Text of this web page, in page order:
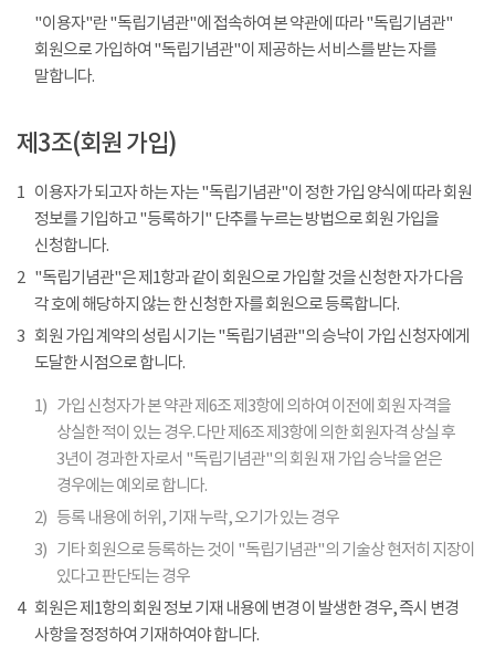
"이용자"란 "독립기념관"에 접속하여 본 약관에 따라 "독립기념관"
회원으로 가입하여 "독립기념관"이 제공하는 서비스를 받는 자를
말합니다.
제3조(회원 가입)
1 이용자가 되고자 하는 자는 "독립기념관"이 정한 가입 양식에 따라 회원
정보를 기입하고 "등록하기" 단추를 누르는 방법으로 회원 가입을
신청합니다.
2 "독립기념관"은 제1항과 같이 회원으로 가입할 것을 신청한 자가 다음
각 호에 해당하지 않는 한 신청한 자를 회원으로 등록합니다.
3 회원 가입 계약의 성립 시기는 "독립기념관"의 승낙이 가입 신청자에게
도달한 시점으로 합니다.
1) 가입 신청자가 본 약관 제6조 제3항에 의하여 이전에 회원 자격을
상실한 적이 있는 경우. 다만 제6조 제3항에 의한 회원자격 상실 후
3년이 경과한 자로서 "독립기념관"의 회원 재 가입 승낙을 얻은
경우에는 예외로 합니다.
2) 등록 내용에 허위, 기재 누락, 오기가 있는 경우
3) 기타 회원으로 등록하는 것이 "독립기념관"의 기술상 현저히 지장이
있다고 판단되는 경우
4
회원은 제1항의 회원 정보 기재 내용에 변경 이 발생한 경우, 즉시 변경
사항을 정정하여 기재하여야 합니다.